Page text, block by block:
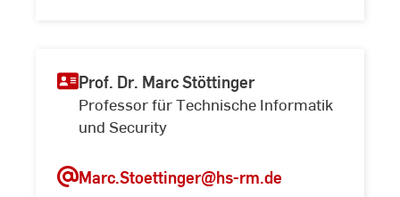
Prof. Dr. Marc Stöttinger
Professor für Technische Informatik
und Security
Marc.Stoettinger@hs-rm.de